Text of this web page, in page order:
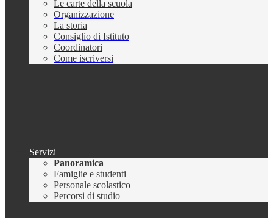
Le carte della scuola
Organizzazione
La storia
Consiglio di Istituto
Coordinatori
Come iscriversi
Servizi
Panoramica
Famiglie e studenti
Personale scolastico
Percorsi di studio